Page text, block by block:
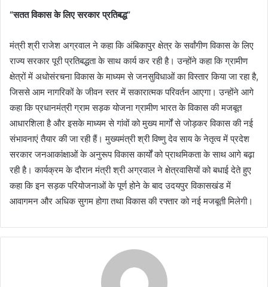
“सतत विकास के लिए सरकार प्रतिबद्ध”
मंत्री श्री राजेश अग्रवाल ने कहा कि अंबिकापुर क्षेत्र के सर्वांगीण विकास के लिए
राज्य सरकार पूरी प्रतिबद्धता के साथ कार्य कर रही है। उन्होंने कहा कि ग्रामीण
क्षेत्रों में अधोसंरचना विकास के माध्यम से जनसुविधाओं का विस्तार किया जा रहा है,
जिससे आम नागरिकों के जीवन स्तर में सकारात्मक परिवर्तन आएगा। उन्होंने आगे
कहा कि प्रधानमंत्री ग्राम सड़क योजना ग्रामीण भारत के विकास की मजबूत
आधारशिला है और इसके माध्यम से गांवों को मुख्य मार्गों से जोड़कर विकास की नई
संभावनाएं तैयार की जा रही हैं। मुख्यमंत्री श्री विष्णु देव साय के नेतृत्व में प्रदेश
सरकार जनआकांक्षाओं के अनुरूप विकास कार्यों को प्राथमिकता के साथ आगे बढ़ा
रही है। कार्यक्रम के दौरान मंत्री श्री अग्रवाल ने क्षेत्रवासियों को बधाई देते हुए
कहा कि इन सड़क परियोजनाओं के पूर्ण होने के बाद उदयपुर विकासखंड में
आवागमन और अधिक सुगम होगा तथा विकास की रफ्तार को नई मजबूती मिलेगी।